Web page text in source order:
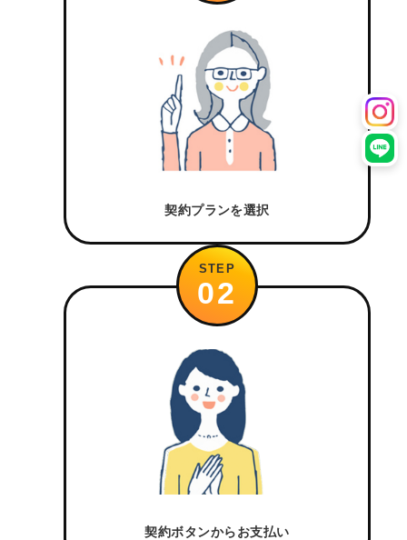
契約プランを選択
STEP
02
契約ボタンからお支払い